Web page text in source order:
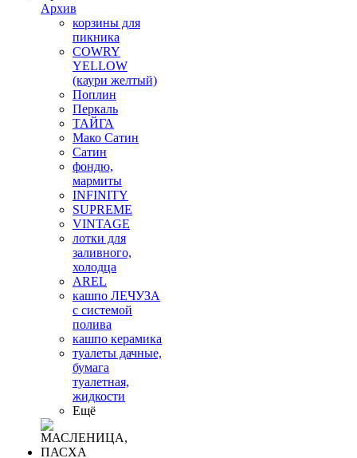
Архив
корзины для
пикника
COWRY
YELLOW
(каури желтый)
Поплин
Перкаль
ТАЙГА
Мако Сатин
Сатин
фондю,
мармиты
INFINITY
SUPREME
VINTAGE
лотки для
заливного,
холодца
AREL
кашпо ЛЕЧУЗА
с системой
полива
кашпо керамика
туалеты дачные,
бумага
туалетная,
жидкости
Ещё